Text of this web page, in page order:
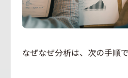
なぜなぜ分析は、次の手順